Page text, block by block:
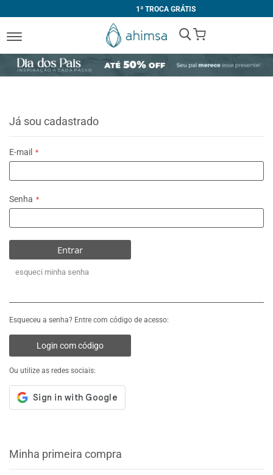
1ª TROCA GRÁTIS
My Cart
Já sou cadastrado
E-mail
Senha
Entrar
esqueci minha senha
Esqueceu a senha? Entre com código de acesso:
Login com código
Ou utilize as redes sociais:
Minha primeira compra